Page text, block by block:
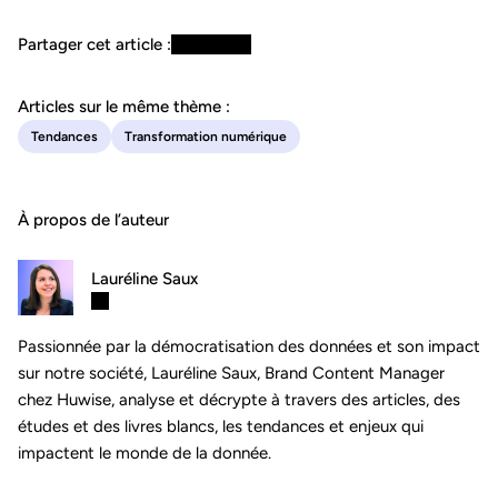
Partager cet article :
Articles sur le même thème :
Tendances Transformation numérique
À propos de l’auteur
Lauréline Saux
Passionnée par la démocratisation des données et son impact
sur notre société, Lauréline Saux, Brand Content Manager
chez Huwise, analyse et décrypte à travers des articles, des
études et des livres blancs, les tendances et enjeux qui
impactent le monde de la donnée.